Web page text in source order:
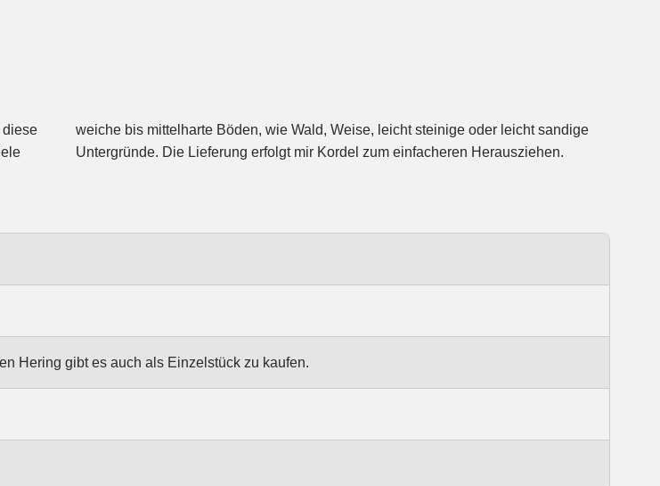
diese
Untergründe. Die Lieferung erfolgt mir Kordel zum einfacheren Herausziehen.
Hering gibt es auch als Einzelstück zu kaufen.